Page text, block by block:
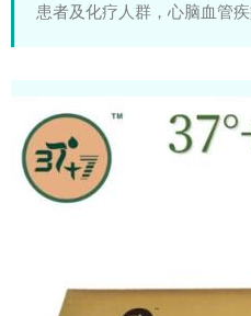
患者及化疗人群，心脑血管